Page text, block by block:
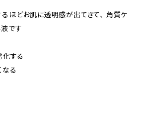
ほどお肌に透明感が出てきて、 角質ケ
です
化する
なる